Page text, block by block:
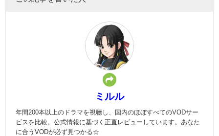
ミルル
年間200本以上のドラマを視聴し、国内のほぼすべてのVODサー
ビスを比較。公式情報に基づく正直レビューしています。あなた
に合うVODが必ず見つかる☆